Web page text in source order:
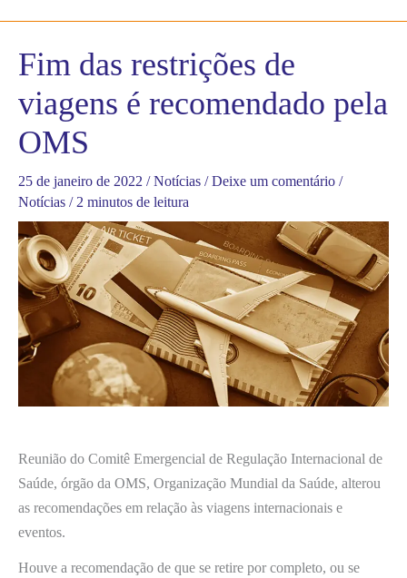
Fim das restrições de
viagens é recomendado pela
OMS
25 de janeiro de 2022 /Notícias /Deixe um comentário /
Notícias / 2 minutos de leitura
Reunião do Comitê Emergencial de Regulação Internacional de
Saúde, órgão da OMS, Organização Mundial da Saúde, alterou
as recomendações em relação às viagens internacionais e
eventos.
Houve a recomendação de que se retire por completo, ou se